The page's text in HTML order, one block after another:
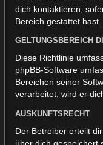
dich kontaktieren,
Bereich gestattet hast.
GELTUNGSBEREICH
Diese Richtlinie
phpBB-Software
Bereichen seiner
verarbeitet, wird er
AUSKUNFTSRECHT
Der Betreiber erteilt